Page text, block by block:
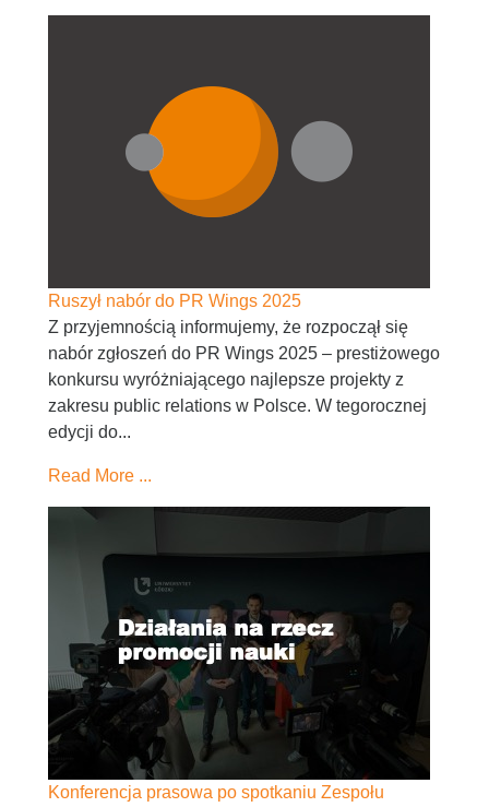
Ruszył nabór do PR Wings 2025
Z przyjemnością informujemy, że rozpoczął się
nabór zgłoszeń do PR Wings 2025 – prestiżowego
konkursu wyróżniającego najlepsze projekty z
zakresu public relations w Polsce. W tegorocznej
edycji do...
Read More ...
Konferencja prasowa po spotkaniu Zespołu